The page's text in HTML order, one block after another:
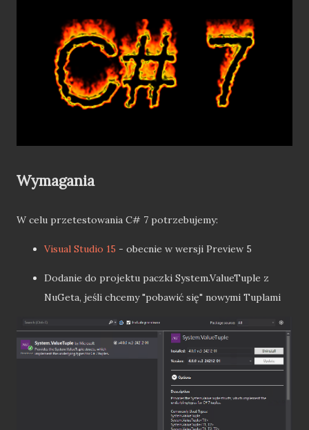
Wymagania
W celu przetestowania C# 7 potrzebujemy:
Visual Studio 15 - obecnie w wersji Preview 5
Dodanie do projektu paczki System.ValueTuple z
NuGeta, jeśli chcemy "pobawić się" nowymi Tuplami